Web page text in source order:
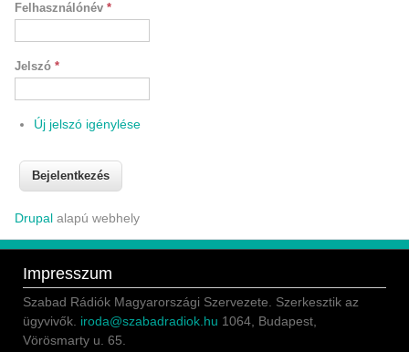
Felhasználónév *
Jelszó *
Új jelszó igénylése
Drupalalapú webhely
Impresszum
Szabad Rádiók Magyarországi Szervezete. Szerkesztik az
ügyvivők. iroda@szabadradiok.hu 1064, Budapest,
Vörösmarty u. 65.